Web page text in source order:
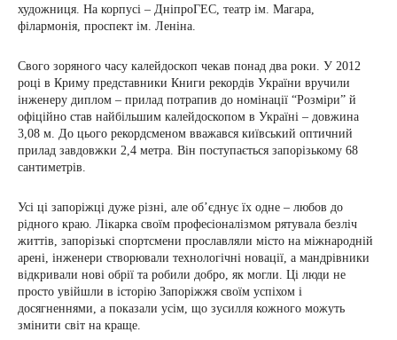
художниця. На корпусі – ДніпроГЕС, театр ім. Магара,
філармонія, проспект ім. Леніна.
Свого зоряного часу калейдоскоп чекав понад два роки. У 2012
році в Криму представники Книги рекордів України вручили
інженеру диплом – прилад потрапив до номінації “Розміри” й
офіційно став найбільшим калейдоскопом в Україні – довжина
3,08 м. До цього рекордсменом вважався київський оптичний
прилад завдовжки 2,4 метра. Він поступається запорізькому 68
сантиметрів.
Усі ці запоріжці дуже різні, але об’єднує їх одне – любов до
рідного краю. Лікарка своїм професіоналізмом рятувала безліч
життів, запорізькі спортсмени прославляли місто на міжнародній
арені, інженери створювали технологічні новації, а мандрівники
відкривали нові обрії та робили добро, як могли. Ці люди не
просто увійшли в історію Запоріжжя своїм успіхом і
досягненнями, а показали усім, що зусилля кожного можуть
змінити світ на краще.